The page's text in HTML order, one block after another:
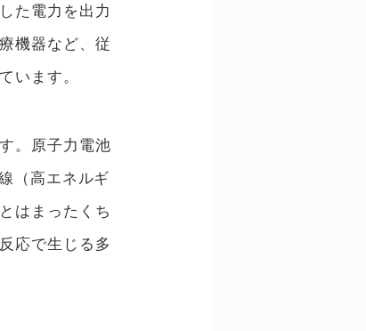
た電力を出力
機器など、従
います。
。原子力電池
（高エネルギ
はまったくち
応で生じる多